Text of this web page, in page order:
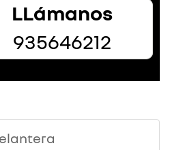
LLámanos
935646212